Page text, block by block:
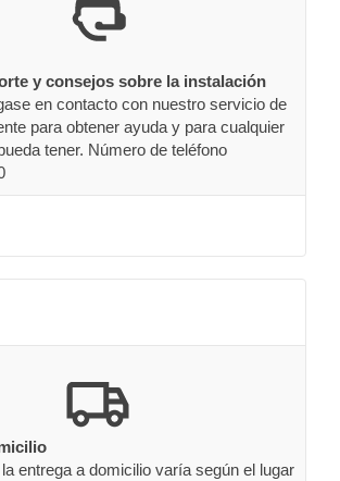
y consejos sobre la instalación
en contacto con nuestro servicio de
para obtener ayuda y para cualquier
tener. Número de teléfono
entrega a domicilio varía según el lugar